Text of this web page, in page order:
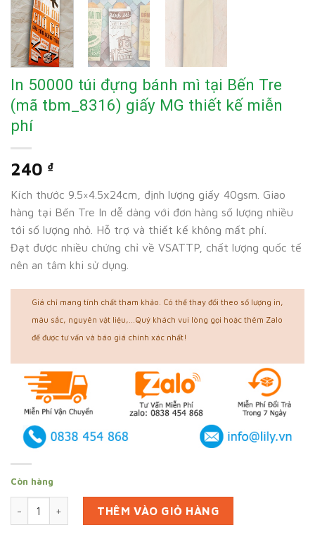
In 50000 túi đựng bánh mì tại Bến Tre
(mã tbm_8316) giấy MG thiết kế miễn
phí
240 ₫
Kích thước 9.5×4.5x24cm, định lượng giấy 40gsm. Giao
hàng tại Bến Tre In dễ dàng với đơn hàng số lượng nhiều
tới số lượng nhỏ. Hỗ trợ và thiết kế không mất phí.
Đạt được nhiều chứng chỉ về VSATTP, chất lượng quốc tế
nên an tâm khi sử dụng.
Giá chỉ mang tính chất tham khảo. Có thể thay đổi theo số lượng in,
màu sắc, nguyên vật liệu,...Quý khách vui lòng gọi hoặc thêm Zalo
để được tư vấn và báo giá chính xác nhất!
Còn hàng
In 50000 túi đựng bánh mì tại Bến Tre (mã tbm_8316) giấy
THÊM VÀO GIỎ HÀNG